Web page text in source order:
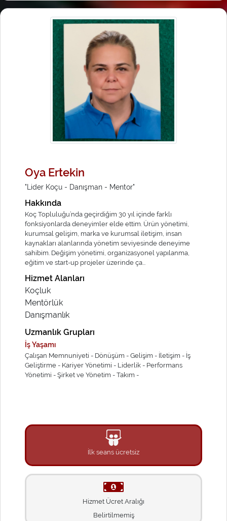
Oya Ertekin
"Lider Koçu - Danışman - Mentor"
Hakkında
Koç Topluluğu’nda geçirdiğim 30 yıl içinde farklı
fonksiyonlarda deneyimler elde ettim. Ürün yönetimi,
kurumsal gelişim, marka ve kurumsal iletişim, insan
kaynakları alanlarında yönetim seviyesinde deneyime
sahibim. Değişim yönetimi, organizasyonel yapılanma,
eğitim ve start-up projeler üzerinde ça...
Hizmet Alanları
Koçluk
Mentörlük
Danışmanlık
Uzmanlık Grupları
İş Yaşamı
Çalışan Memnuniyeti - Dönüşüm - Gelişim - İletişim - İş
Geliştirme - Kariyer Yönetimi - Liderlik - Performans
Yönetimi - Şirket ve Yönetim - Takım -
İlk seans ücretsiz
Hizmet Ücret Aralığı
Belirtilmemiş